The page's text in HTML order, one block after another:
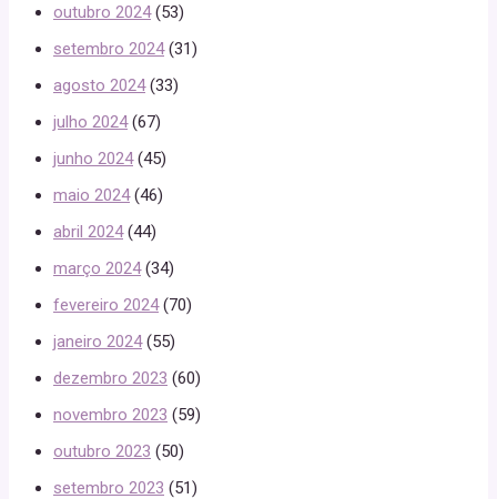
outubro 2024(53)
setembro 2024(31)
agosto 2024(33)
julho 2024(67)
junho 2024(45)
maio 2024(46)
abril 2024(44)
março 2024(34)
fevereiro 2024(70)
janeiro 2024(55)
dezembro 2023 (60)
novembro 2023 (59)
outubro 2023 (50)
setembro 2023 (51)